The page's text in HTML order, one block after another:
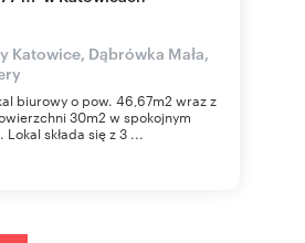
Katowice, Dąbrówka Mała,
biurowy o pow. 46,67m2 wraz z
30m2 w spokojnym
składa się z 3 ...